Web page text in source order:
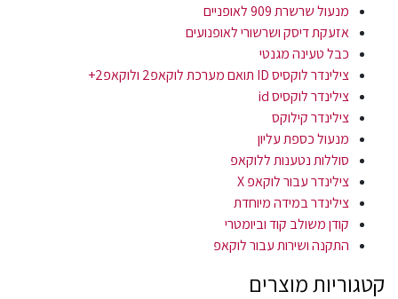
מנעול שרשרת 909 לאופניים
אזעקת דיסק ושרשורי לאופנועים
כבל טעינה מגנטי
צילינדר לוקסיס ID תואם מערכת לוקאפ2 ולוקאפ2+
צילינדר לוקסיס id
צילינדר קילוקס
מנעול כספת עליון
סוללות נטענות ללוקאפ
צילינדר עבור לוקאפ X
צילינדר במידה מיוחדת
קודן משולב קוד וביומטרי
התקנה ושירות עבור לוקאפ
קטגוריות מוצרים